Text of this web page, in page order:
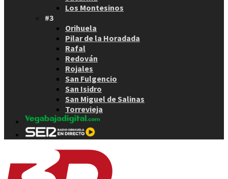
Los Montesinos
#3
Orihuela
Pilar de la Horadada
Rafal
Redován
Rojales
San Fulgencio
San Isidro
San Miguel de Salinas
Torrevieja